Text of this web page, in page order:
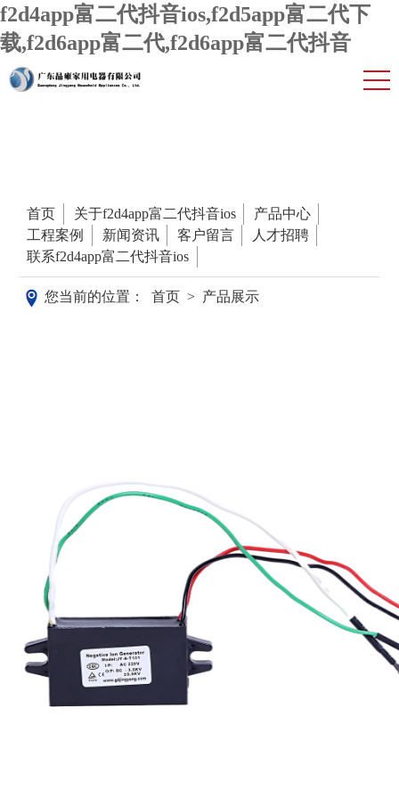
f2d4app富二代抖音ios,f2d5app富二代下
载,f2d6app富二代,f2d6app富二代抖音
首页 关于f2d4app富二代抖音ios
产品中心
工程案例
新闻资讯 客户留言
人才招聘
联系f2d4app富二代抖音ios
您当前的位置： 首页 > 产品展示